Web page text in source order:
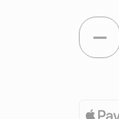
Quantité